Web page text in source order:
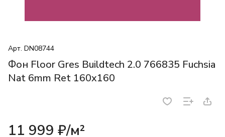
Арт. DN08744
Фон Floor Gres Buildtech 2.0 766835 Fuchsia
Nat 6mm Ret 160x160
11 999 ₽/м²